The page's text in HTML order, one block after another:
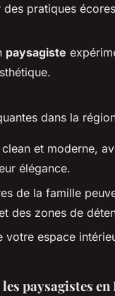
pratiques
paysagiste
dans la
et moderne,
élégance.
de la famille
des zones de
votre espace
paysagistes